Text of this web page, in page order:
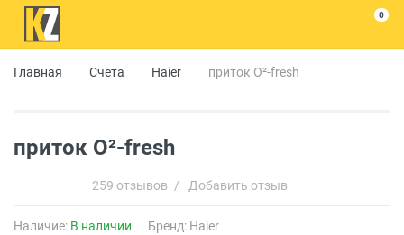
0
Главная Счета Haier приток О²-fresh
приток О²-fresh
259 отзывов / Добавить отзыв
Наличие: В наличии Бренд: Haier